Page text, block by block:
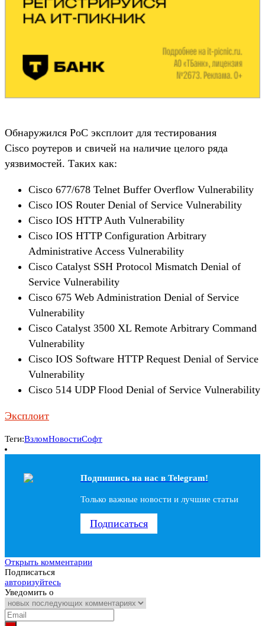
Обнаружился PoC эксплоит для тестирования
Cisco роутеров и свичей на наличие целого ряда
уязвимостей. Таких как:
Cisco 677/678 Telnet Buffer Overflow Vulnerability
Cisco IOS Router Denial of Service Vulnerability
Cisco IOS HTTP Auth Vulnerability
Cisco IOS HTTP Configuration Arbitrary
Administrative Access Vulnerability
Cisco Catalyst SSH Protocol Mismatch Denial of
Service Vulnerability
Cisco 675 Web Administration Denial of Service
Vulnerability
Cisco Catalyst 3500 XL Remote Arbitrary Command
Vulnerability
Cisco IOS Software HTTP Request Denial of Service
Vulnerability
Cisco 514 UDP Flood Denial of Service Vulnerability
Эксплоит
Теги:ВзломНовостиСофт
Подпишись на наc в Telegram!
Только важные новости и лучшие статьи
Подписаться
Открыть комментарии
Подписаться
авторизуйтесь
Уведомить о